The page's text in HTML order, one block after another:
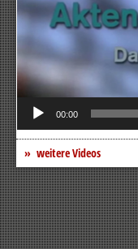
00:00
weitere Videos